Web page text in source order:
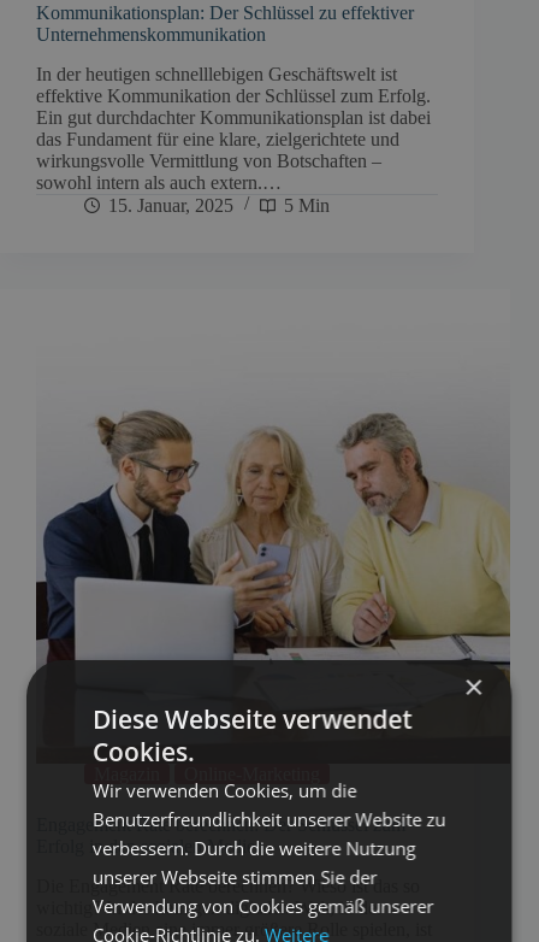
Kommunikationsplan: Der Schlüssel zu effektiver
Unternehmenskommunikation
In der heutigen schnelllebigen Geschäftswelt ist
effektive Kommunikation der Schlüssel zum Erfolg.
Ein gut durchdachter Kommunikationsplan ist dabei
das Fundament für eine klare, zielgerichtete und
wirkungsvolle Vermittlung von Botschaften –
sowohl intern als auch extern.…
15. Januar, 2025
5 Min
Engagement Rate berechnen: Der Schlüssel zum
Erfolg in den sozialen Medien
Die Engagement Rate berechnen? Wieso ist das so
wichtig? In der heutigen digitalen Welt, in der
soziale Medien eine immer größere Rolle spielen, ist
×
Diese Webseite verwendet
Cookies.
Wir verwenden Cookies, um die
Benutzerfreundlichkeit unserer Website zu
verbessern. Durch die weitere Nutzung
unserer Webseite stimmen Sie der
Verwendung von Cookies gemäß unserer
Cookie-Richtlinie zu.Weitere